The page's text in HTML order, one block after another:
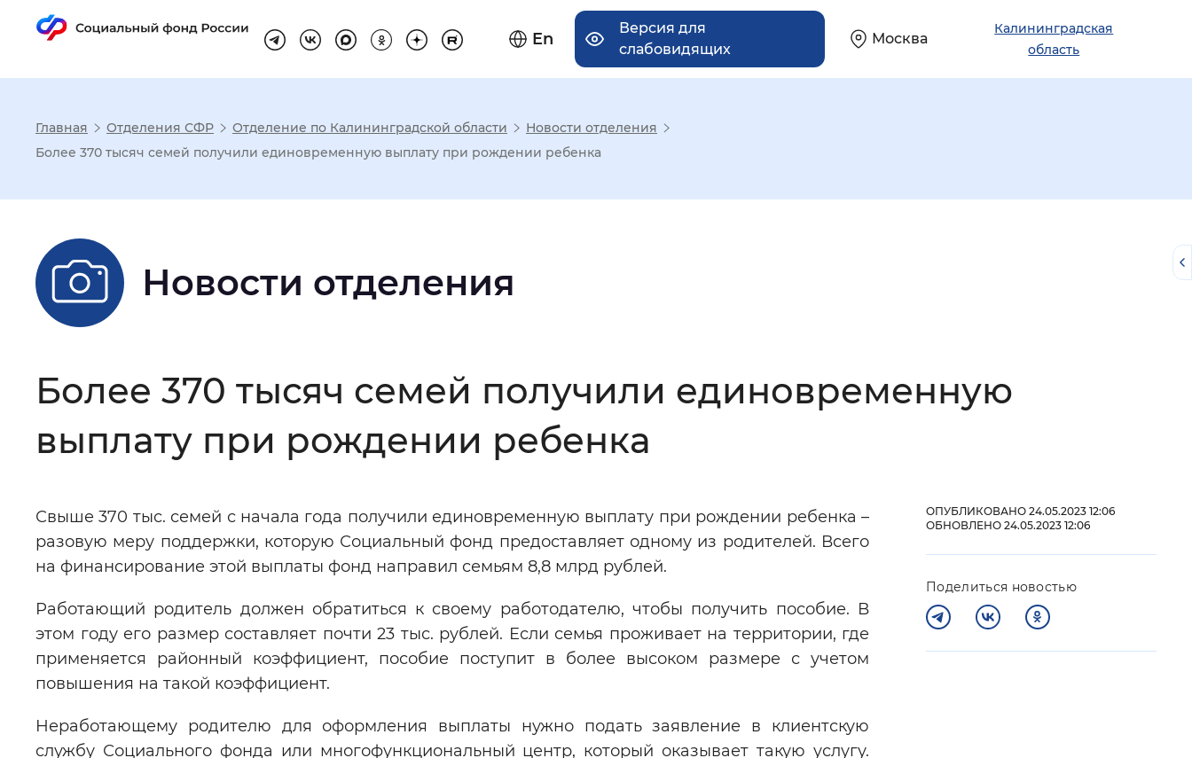
En
Версия для
слабовидящих
Москва
Калининградская
область
Настройка режима отображения
Шрифт: Без засечек С засечками
Нормальный
Цвет сайта: Монохромный Инверсивный монохромный
Изображения: Включены Выключены
Вернуть стандартные настройки
Главная Отделения СФР Отделение по Калининградской области
Новости отделения
Более 370 тысяч семей получили единовременную выплату при рождении ребенка
Новости отделения
Более 370 тысяч семей получили единовременную
выплату при рождении ребенка
Свыше 370 тыс. семей с начала года получили единовременную выплату при рождении ребенка –
разовую меру поддержки, которую Социальный фонд предоставляет одному из родителей. Всего
на финансирование этой выплаты фонд направил семьям 8,8 млрд рублей.
Работающий родитель должен обратиться к своему работодателю, чтобы получить пособие. В
этом году его размер составляет почти 23 тыс. рублей. Если семья проживает на территории, где
применяется районный коэффициент, пособие поступит в более высоком размере с учетом
повышения на такой коэффициент.
Неработающему родителю для оформления выплаты нужно подать заявление в клиентскую
службу Социального фонда или многофункциональный центр, который оказывает такую услугу.
ОПУБЛИКОВАНО 24.05.2023 12:06
ОБНОВЛЕНО 24.05.2023 12:06
Поделиться новостью